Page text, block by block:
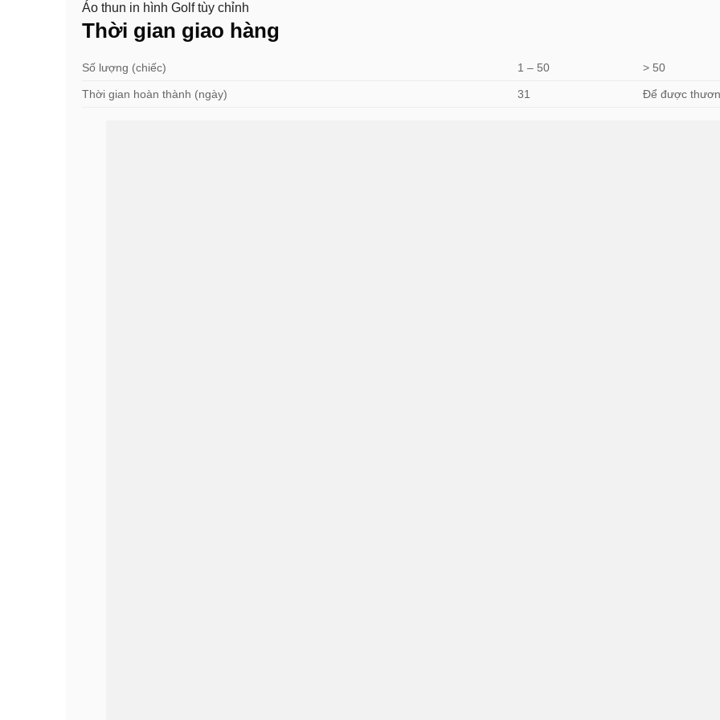
Áo thun in hình Golf tùy chỉnh
Thời gian giao hàng
Số lượng (chiếc) 1 – 50 > 50
Thời gian hoàn thành (ngày) 31 Để được